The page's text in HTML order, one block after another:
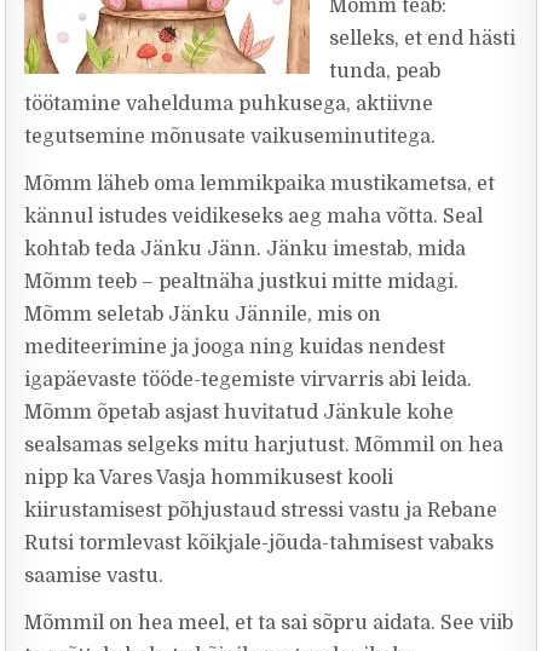
Mõmm teab:
selleks, et end hästi
tunda, peab
töötamine vahelduma puhkusega, aktiivne
tegutsemine mõnusate vaikuseminutitega.
Mõmm läheb oma lemmikpaika mustikametsa, et
kännul istudes veidikeseks aeg maha võtta. Seal
kohtab teda Jänku Jänn. Jänku imestab, mida
Mõmm teeb – pealtnäha justkui mitte midagi.
Mõmm seletab Jänku Jännile, mis on
mediteerimine ja jooga ning kuidas nendest
igapäevaste tööde-tegemiste virvarris abi leida.
Mõmm õpetab asjast huvitatud Jänkule kohe
sealsamas selgeks mitu harjutust. Mõmmil on hea
nipp ka Vares Vasja hommikusest kooli
kiirustamisest põhjustaud stressi vastu ja Rebane
Rutsi tormlevast kõikjale-jõuda-tahmisest vabaks
saamise vastu.
Mõmmil on hea meel, et ta sai sõpru aidata. See viib